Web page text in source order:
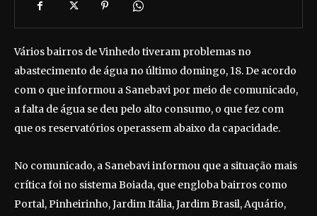
Vários bairros de Vinhedo tiveram problemas no
abastecimento de água no último domingo, 18. De acordo
com o que informou a Sanebavi por meio de comunicado,
a falta de água se deu pelo alto consumo, o que fez com
que os reservatórios operassem abaixo da capacidade.
No comunicado, a Sanebavi informou que a situação mais
crítica foi no sistema Boiada, que engloba bairros como
Portal, Pinheirinho, Jardim Itália, Jardim Brasil, Aquário,